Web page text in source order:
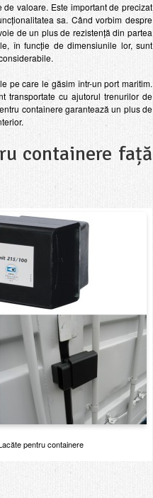
valoare. Este important de precizat
sa. Când vorbim despre
de un plus de rezistență din partea
în funcție de dimensiunile lor, sunt
pe care le găsim într-un port maritim.
transportate cu ajutorul trenurilor de
containere garantează un plus de
containere față
pentru containere